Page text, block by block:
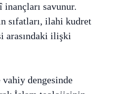
savunur.
sıfatları, ilahi kudret
arasındaki ilişki
dengesinde